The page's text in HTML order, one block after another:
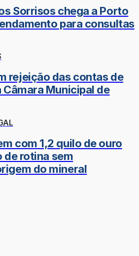
Sorrisos chega a Porto
para consultas
rejeição das contas de
Câmara Municipal de
com 1,2 quilo de ouro
de rotina sem
do mineral